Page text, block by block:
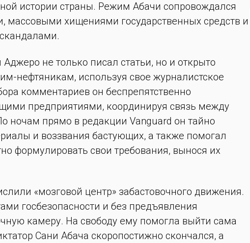
истории страны. Режим Абачи сопровождался
массовыми хищениями государственных средств и
не только писал статьи, но и открыто
нефтяникам, используя свое журналистское
комментариев он беспрепятственно
предприятиями, координируя связь между
ночам прямо в редакции Vanguard он тайно
и воззвания бастующих, а также помогал
формулировать свои требования, вынося их
«мозговой центр» забастовочного движения.
госбезопасности и без предъявления
камеру. На свободу ему помогла выйти сама
Сани Абача скоропостижно скончался, а